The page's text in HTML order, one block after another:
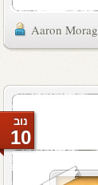
Aaron Morag
נוב
10